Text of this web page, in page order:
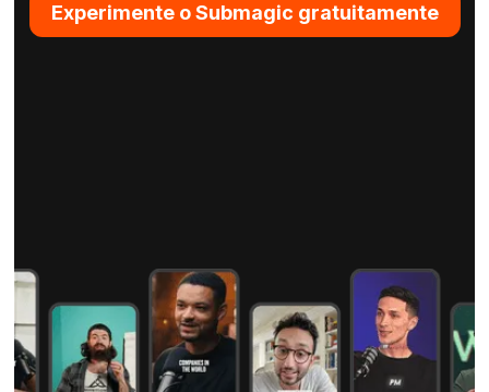
Experimente o Submagic gratuitamente